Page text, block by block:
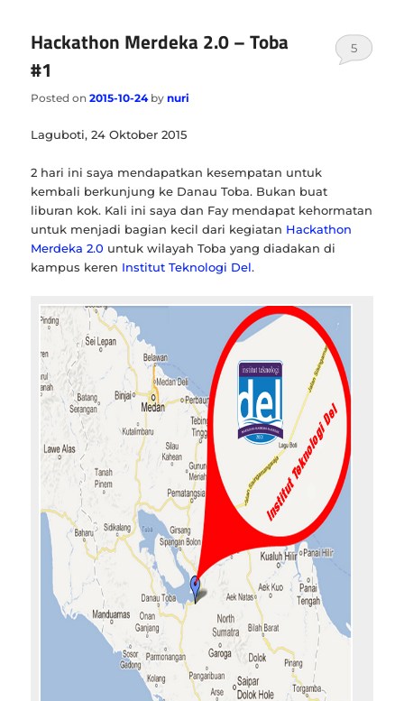
Hackathon Merdeka 2.0 – Toba
#1
Posted on2015-10-24 bynuri
5
Laguboti, 24 Oktober 2015
2 hari ini saya mendapatkan kesempatan untuk
kembali berkunjung ke Danau Toba. Bukan buat
liburan kok. Kali ini saya dan Fay mendapat kehormatan
untuk menjadi bagian kecil dari kegiatan Hackathon
Merdeka 2.0 untuk wilayah Toba yang diadakan di
kampus keren Institut Teknologi Del.